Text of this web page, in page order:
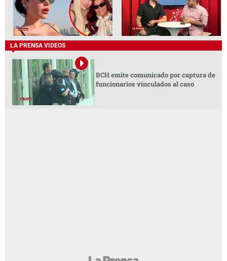
LA PRENSA VIDEOS
BCH emite comunicado por captura de
funcionarios vinculados al caso